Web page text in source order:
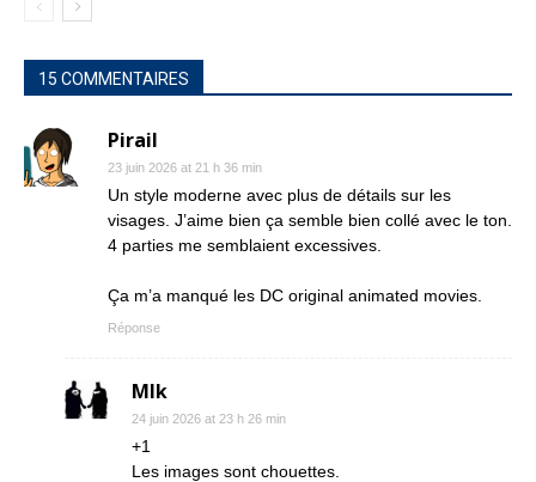
15 COMMENTAIRES
Pirail
23 juin 2026 at 21 h 36 min
Un style moderne avec plus de détails sur les
visages. J’aime bien ça semble bien collé avec le ton.
4 parties me semblaient excessives.
Ça m’a manqué les DC original animated movies.
Réponse
Mlk
24 juin 2026 at 23 h 26 min
+1
Les images sont chouettes.